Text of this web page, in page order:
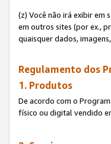
(z) Você não irá exibir
em outros sites (por ex.,
quaisquer dados,
Regulamento dos
1. Produtos
De acordo com o
físico ou digital vendido